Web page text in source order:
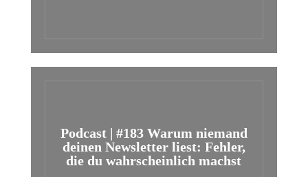
Podcast | #183 Warum niemand
deinen Newsletter liest: Fehler,
die du wahrscheinlich machst